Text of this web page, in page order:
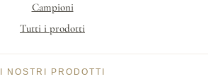
Campioni
Tutti i prodotti
I NOSTRI PRODOTTI